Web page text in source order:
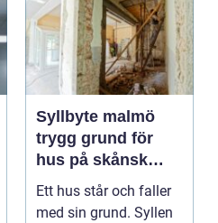
Syllbyte malmö
trygg grund för
hus på skånsk
mark
Ett hus står och faller
med sin grund. Syllen